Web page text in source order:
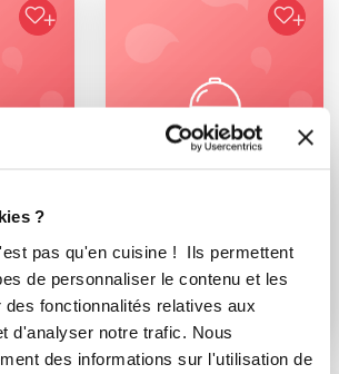
?
pas qu'en cuisine ! Ils permettent
de personnaliser le contenu et les
fonctionnalités relatives aux
d'analyser notre trafic. Nous
des informations sur l'utilisation de
Entretien du bol